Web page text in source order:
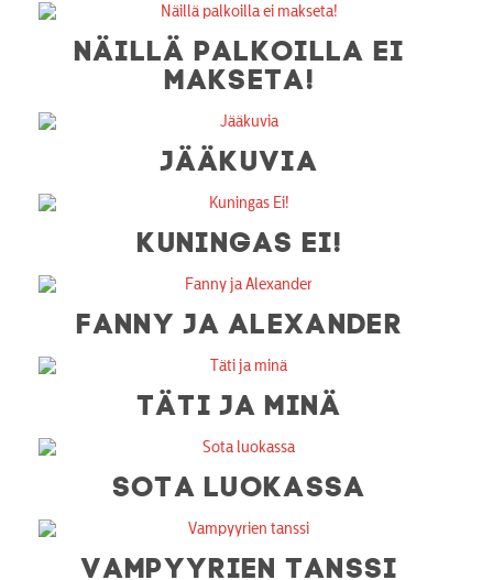
NÄILLÄ PALKOILLA EI
MAKSETA!
JÄÄKUVIA
KUNINGAS EI!
FANNY JA ALEXANDER
TÄTI JA MINÄ
SOTA LUOKASSA
VAMPYYRIEN TANSSI